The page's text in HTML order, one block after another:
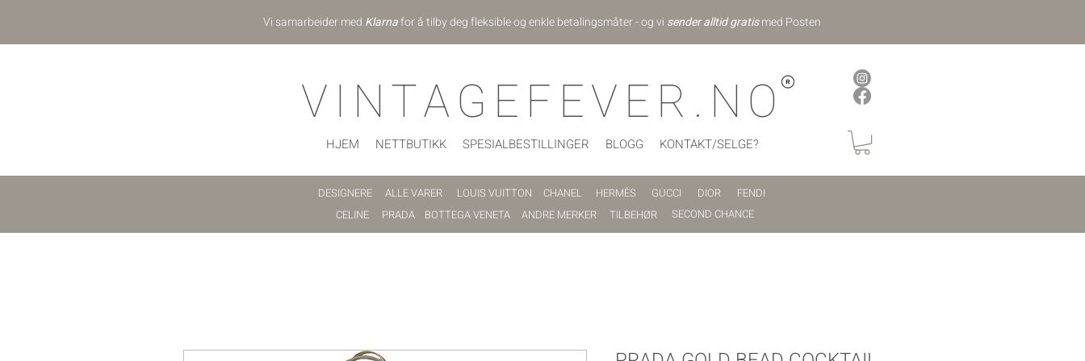
Vi samarbeider med Klarnafor å tilby deg fleksible og enkle betalingsmåter - og vi sender alltid gratismed Posten
VINTAGEFEVER.NO
HJEM NETTBUTIKK SPESIALBESTILLINGER BLOGG KONTAKT/SELGE?
DESIGNERE ALLE VARER LOUIS VUITTON CHANEL HERMÈS GUCCI DIOR
FENDI
CELINE
PRADA BOTTEGA VENETA ANDRE MERKER TILBEHØR SECOND CHANCE